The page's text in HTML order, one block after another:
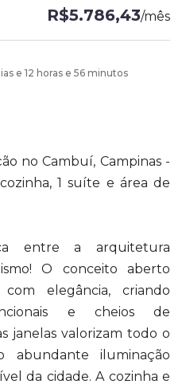
R$5.786,43/mês
e 12 horas e 56 minutos
no Cambuí, Campinas -
1 suíte e área de
entre a arquitetura
O conceito aberto
elegância, criando
e cheios de
janelas valorizam todo o
abundante iluminação
da cidade. A cozinha e